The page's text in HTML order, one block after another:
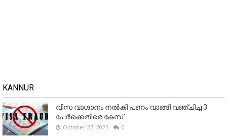
KANNUR
വിസ വാഗ്ദാനം നൽകി പണം വാങ്ങി വഞ്ചിച്ച 3
പേർക്കെതിരെ കേസ്
October 27, 2025 0